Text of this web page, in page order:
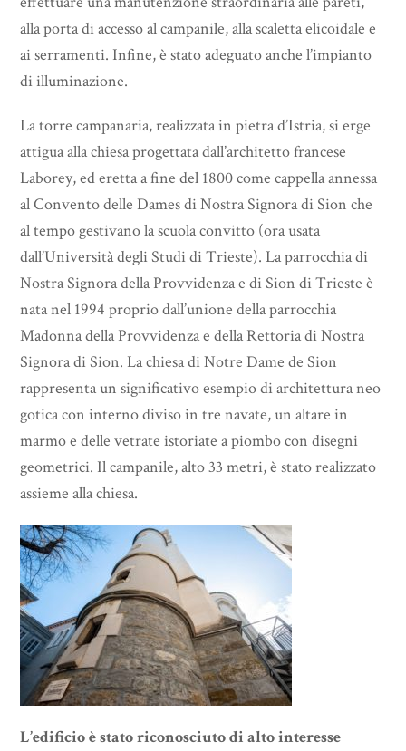
alla porta di accesso al campanile, alla scaletta elicoidale e
ai serramenti. Infine, è stato adeguato anche l’impianto
di illuminazione.
La torre campanaria, realizzata in pietra d’Istria, si erge
attigua alla chiesa progettata dall’architetto francese
Laborey, ed eretta a fine del 1800 come cappella annessa
al Convento delle Dames di Nostra Signora di Sion che
al tempo gestivano la scuola convitto (ora usata
dall’Università degli Studi di Trieste). La parrocchia di
Nostra Signora della Provvidenza e di Sion di Trieste è
nata nel 1994 proprio dall’unione della parrocchia
Madonna della Provvidenza e della Rettoria di Nostra
Signora di Sion. La chiesa di Notre Dame de Sion
rappresenta un significativo esempio di architettura neo
gotica con interno diviso in tre navate, un altare in
marmo e delle vetrate istoriate a piombo con disegni
geometrici. Il campanile, alto 33 metri, è stato realizzato
assieme alla chiesa.
L’edificio è stato riconosciuto di alto interesse